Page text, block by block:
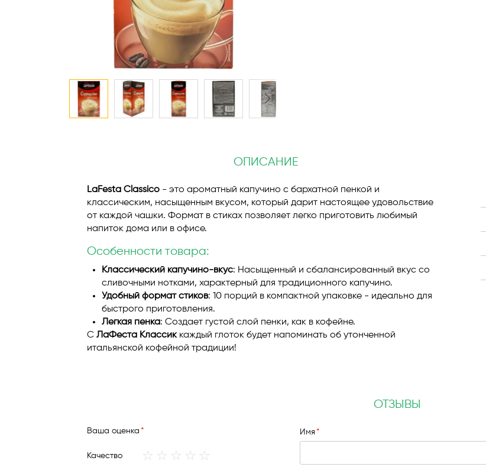
ОПИСАНИЕ
LaFesta Classico - это ароматный капучино с бархатной пенкой и
классическим, насыщенным вкусом, который дарит настоящее удовольствие
от каждой чашки. Формат в стиках позволяет легко приготовить любимый
напиток дома или в офисе.
Особенности товара:
Классический капучино-вкус: Насыщенный и сбалансированный вкус со
сливочными нотками, характерный для традиционного капучино.
Удобный формат стиков: 10 порций в компактной упаковке - идеально для
быстрого приготовления.
Легкая пенка: Создает густой слой пенки, как в кофейне.
С ЛаФеста Классиккаждый глоток будет напоминать об утонченной
итальянской кофейной традиции!
ОТЗЫВЫ
Ваша оценка
Качество
1
2
3
4
Имя